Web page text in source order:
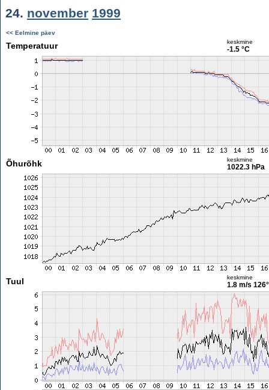
24. november 1999
<< Eelmine päev
Temperatuur keskmine
-1.5 °C
Õhurõhk keskmine
1022.3 hPa
Tuul keskmine
1.8 m/s 126°